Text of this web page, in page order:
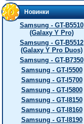
Новинки
Samsung - GT-B5510
(Galaxy Y Pro)
Samsung - GT-B5512
(Galaxy Y Pro Duos)
Samsung - GT-B7350
Samsung - GT-I5500
Samsung - GT-I5700
Samsung - GT-I5800
Samsung - GT-I8150
Samsung - GT-I8160
Samsung - GT-I8190